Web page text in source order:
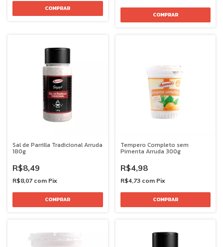
Sal de Parrilla Tradicional Arruda
180g
R$8,49
R$8,07 com Pix
Tempero Completo sem
Pimenta Arruda 300g
R$4,98
R$4,73 com Pix